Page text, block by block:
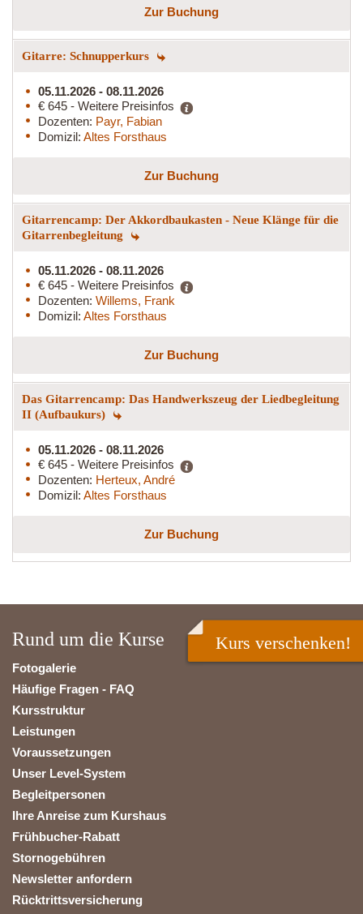
Zur Buchung
Gitarre: Schnupperkurs
05.11.2026 - 08.11.2026
€ 645 - Weitere Preisinfos
Dozenten: Payr, Fabian
Domizil: Altes Forsthaus
Zur Buchung
Gitarrencamp: Der Akkordbaukasten - Neue Klänge für die
Gitarrenbegleitung
05.11.2026 - 08.11.2026
€ 645 - Weitere Preisinfos
Dozenten: Willems, Frank
Domizil: Altes Forsthaus
Zur Buchung
Das Gitarrencamp: Das Handwerkszeug der Liedbegleitung
II (Aufbaukurs)
05.11.2026 - 08.11.2026
€ 645 - Weitere Preisinfos
Dozenten: Herteux, André
Domizil: Altes Forsthaus
Zur Buchung
Rund um die Kurse
Fotogalerie
Häufige Fragen - FAQ
Kursstruktur
Leistungen
Voraussetzungen
Unser Level-System
Begleitpersonen
Ihre Anreise zum Kurshaus
Frühbucher-Rabatt
Stornogebühren
Newsletter anfordern
Rücktrittsversicherung
Kurs verschenken!